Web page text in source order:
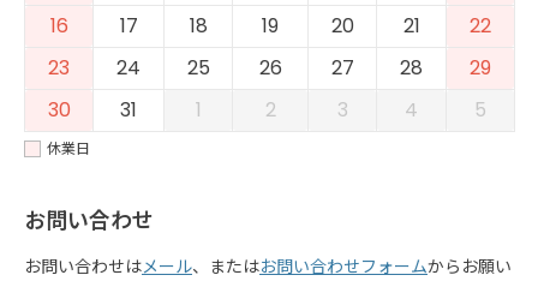
16
17 18 19 20 21
22
23
24 25 26 27 28
29
30
31 1 2 3 4 5
休業日
お問い合わせ
お問い合わせはメール、またはお問い合わせフォームからお願い